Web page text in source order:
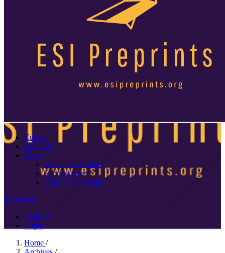
Current
Archives
About
About the Journal
Submissions
Privacy Statement
Search
Register
Login
Home /